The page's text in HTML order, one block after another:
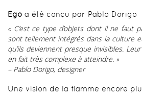
Ego a été conçu par Pablo Dorigo
« C’est ce type d’objets dont il ne faut
sont tellement intégrés dans la culture
qu’ils deviennent presque invisibles.
en fait très complexe à atteindre. »
– Pablo Dorigo, designer
Une vision de la flamme encore